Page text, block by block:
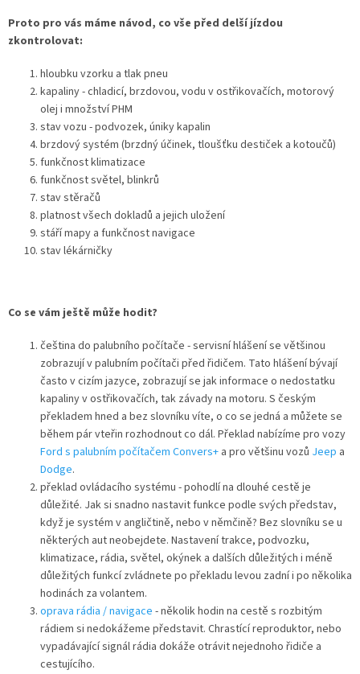
Proto pro vás máme návod, co vše před delší jízdou
zkontrolovat:
hloubku vzorku a tlak pneu
kapaliny - chladicí, brzdovou, vodu v ostřikovačích, motorový
olej i množství PHM
stav vozu - podvozek, úniky kapalin
brzdový systém (brzdný účinek, tloušťku destiček a kotoučů)
funkčnost klimatizace
funkčnost světel, blinkrů
stav stěračů
platnost všech dokladů a jejich uložení
stáří mapy a funkčnost navigace
stav lékárničky
Co se vám ještě může hodit?
čeština do palubního počítače - servisní hlášení se většinou
zobrazují v palubním počítači před řidičem. Tato hlášení bývají
často v cizím jazyce, zobrazují se jak informace o nedostatku
kapaliny v ostřikovačích, tak závady na motoru. S českým
překladem hned a bez slovníku víte, o co se jedná a můžete se
během pár vteřin rozhodnout co dál. Překlad nabízíme pro vozy
Ford s palubním počítačem Convers+ a pro většinu vozů Jeep a
Dodge.
překlad ovládacího systému - pohodlí na dlouhé cestě je
důležité. Jak si snadno nastavit funkce podle svých představ,
když je systém v angličtině, nebo v němčině? Bez slovníku se u
některých aut neobejdete. Nastavení trakce, podvozku,
klimatizace, rádia, světel, okýnek a dalších důležitých i méně
důležitých funkcí zvládnete po překladu levou zadní i po několika
hodinách za volantem.
oprava rádia / navigace - několik hodin na cestě s rozbitým
rádiem si nedokážeme představit. Chrastící reproduktor, nebo
vypadávající signál rádia dokáže otrávit nejednoho řidiče a
cestujícího.